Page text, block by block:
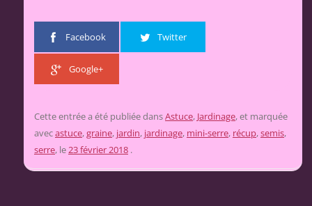
Facebook Twitter
Google+
Cette entrée a été publiée dansAstuce, Jardinage, et marquée
avecastuce,graine, jardin, jardinage, mini-serre, récup,semis,
serre, le23 février 2018 .